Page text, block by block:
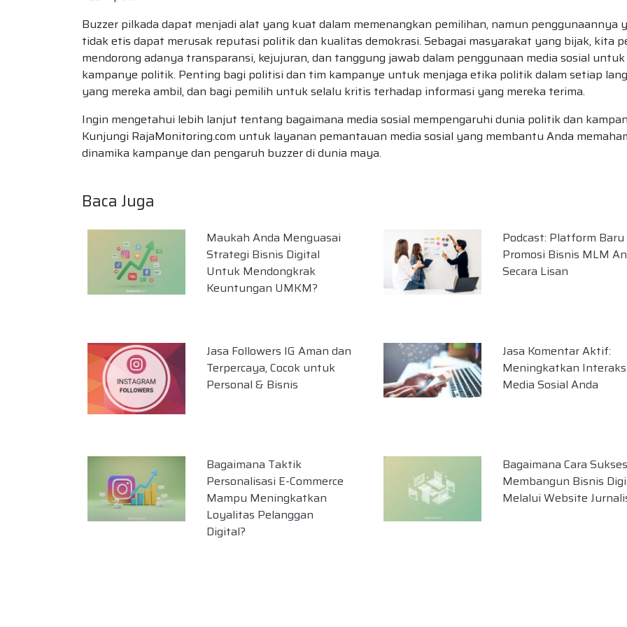
Buzzer pilkada dapat menjadi alat yang kuat dalam memenangkan pemilihan, namun penggunaannya
tidak etis dapat merusak reputasi politik dan kualitas demokrasi. Sebagai masyarakat yang bijak, kita
mendorong adanya transparansi, kejujuran, dan tanggung jawab dalam penggunaan media sosial untuk
kampanye politik. Penting bagi politisi dan tim kampanye untuk menjaga etika politik dalam setiap
yang mereka ambil, dan bagi pemilih untuk selalu kritis terhadap informasi yang mereka terima.
Ingin mengetahui lebih lanjut tentang bagaimana media sosial mempengaruhi dunia politik dan
Kunjungi RajaMonitoring.com untuk layanan pemantauan media sosial yang membantu Anda
dinamika kampanye dan pengaruh buzzer di dunia maya.
Baca Juga
Maukah Anda Menguasai
Strategi Bisnis Digital
Untuk Mendongkrak
Keuntungan UMKM?
Podcast: Platform Baru
Promosi Bisnis MLM
Secara Lisan
Jasa Followers IG Aman dan
Terpercaya, Cocok untuk
Personal & Bisnis
Jasa Komentar Aktif:
Meningkatkan
Media Sosial Anda
Bagaimana Taktik
Personalisasi E-Commerce
Mampu Meningkatkan
Loyalitas Pelanggan
Digital?
Bagaimana Cara Sukses
Membangun Bisnis
Melalui Website